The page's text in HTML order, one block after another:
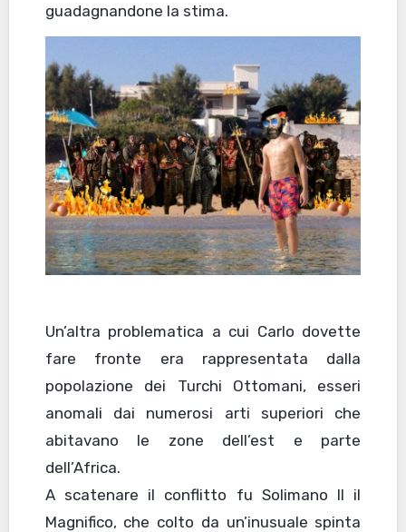
guadagnandone la stima.
Un’altra problematica a cui Carlo dovette
fare fronte era rappresentata dalla
popolazione dei Turchi Ottomani, esseri
anomali dai numerosi arti superiori che
abitavano le zone dell’est e parte
dell’Africa.
A scatenare il conflitto fu Solimano II il
Magnifico, che colto da un’inusuale spinta